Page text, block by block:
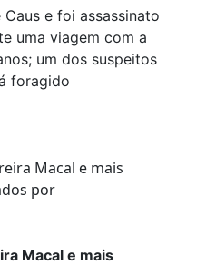
e foi assassinato
uma viagem com a
um dos suspeitos
foragido
Macal e mais